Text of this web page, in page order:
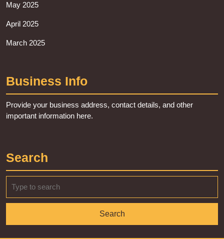
May 2025
April 2025
March 2025
Business Info
Provide your business address, contact details, and other
important information here.
Search
for: